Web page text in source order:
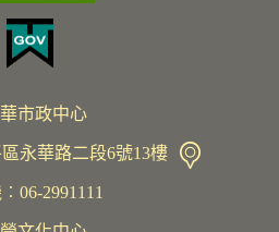
市政中心
永華路二段6號13樓
2991111